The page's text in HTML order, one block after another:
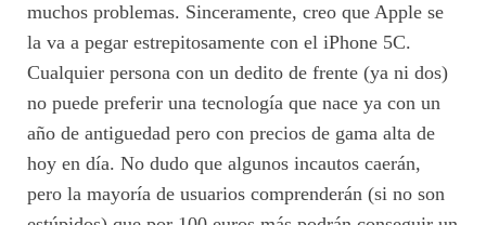
muchos problemas. Sinceramente, creo que Apple se
la va a pegar estrepitosamente con el iPhone 5C.
Cualquier persona con un dedito de frente (ya ni dos)
no puede preferir una tecnología que nace ya con un
año de antiguedad pero con precios de gama alta de
hoy en día. No dudo que algunos incautos caerán,
pero la mayoría de usuarios comprenderán (si no son